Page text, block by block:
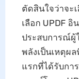
ตัดสินใจว่าจะ
เลือก UPDF อิ
ประสบการณ์ผู้
พลังเป็นเหตุผล
แรกที่ได้รับกา